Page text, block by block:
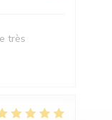
très